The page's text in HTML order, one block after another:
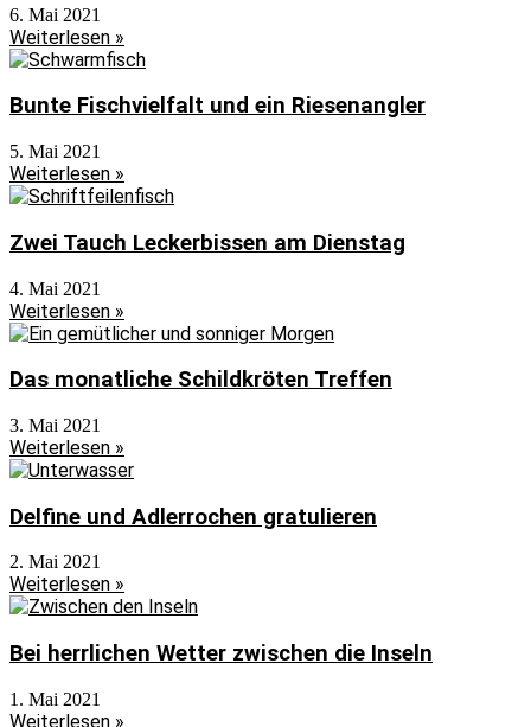
6. Mai 2021
Weiterlesen »
Bunte Fischvielfalt und ein Riesenangler
5. Mai 2021
Weiterlesen »
Zwei Tauch Leckerbissen am Dienstag
4. Mai 2021
Weiterlesen »
Das monatliche Schildkröten Treffen
3. Mai 2021
Weiterlesen »
Delfine und Adlerrochen gratulieren
2. Mai 2021
Weiterlesen »
Bei herrlichen Wetter zwischen die Inseln
1. Mai 2021
Weiterlesen »